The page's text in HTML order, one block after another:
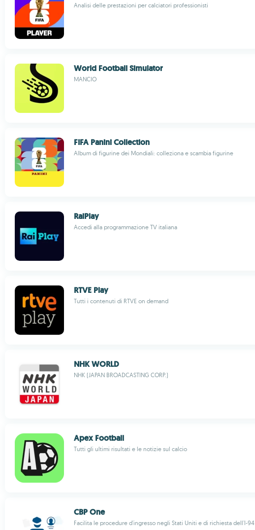
Analisi delle prestazioni per calciatori professionisti
World Football Simulator
MANCIO
FIFA Panini Collection
Album di figurine dei Mondiali: colleziona e scambia figurine
RaiPlay
Accedi alla programmazione TV italiana
RTVE Play
Tutti i contenuti di RTVE on demand
NHK WORLD
NHK (JAPAN BROADCASTING CORP.)
Apex Football
Tutti gli ultimi risultati e le notizie sul calcio
CBP One
Facilita le procedure d'ingresso negli Stati Uniti e di richiesta dell'I-94